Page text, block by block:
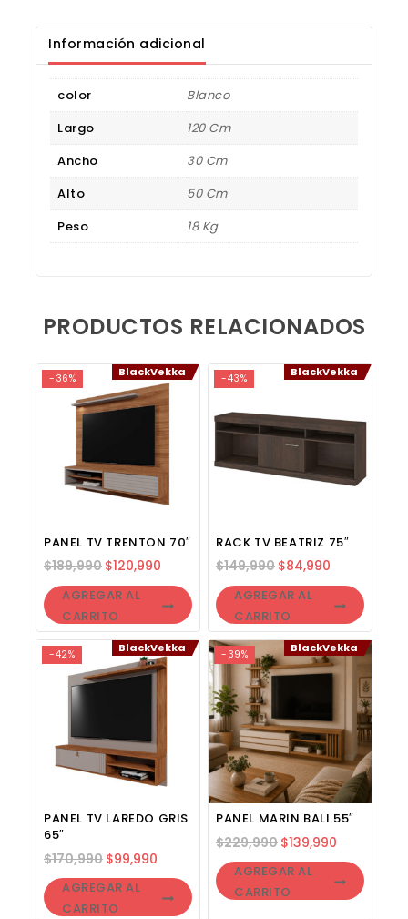
Información adicional
color
Blanco
Largo
120 Cm
Ancho
30 Cm
Alto
50 Cm
Peso
18 Kg
Opiniones de los Vekkalovers
alejandra villarreal
Rating: 5/5
Me encantó mi rack! Mi pedido llegó rápido fué muy fácil
Thu May 07 2026 14:38:58 GMT+0000 (Coordinated
PRODUCTOS RELACIONADOS
-36% BlackVekka
PANEL TV TRENTON 70″
$189,990 $120,990
AGREGAR AL
CARRITO
-43% BlackVekka
RACK TV BEATRIZ 75″
$149,990 $84,990
AGREGAR AL
CARRITO
-42% BlackVekka
PANEL TV LAREDO GRIS
65″
$170,990 $99,990
AGREGAR AL
CARRITO
-39% BlackVekka
PANEL MARIN BALI 55″
$229,990 $139,990
AGREGAR AL
CARRITO